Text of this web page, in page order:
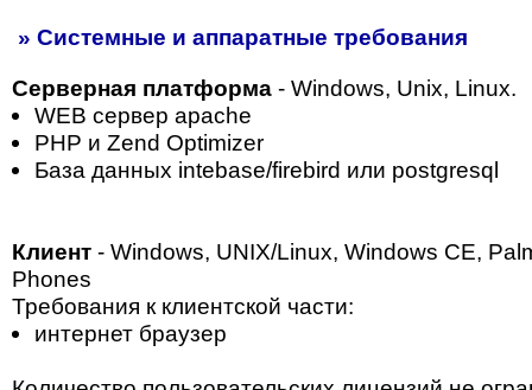
» Системные и аппаратные требования
Серверная платформа - Windows, Unix, Linux.
WEB сервер apaсhe
PHP и Zend Optimizer
База данных intebase/firebird или postgresql
Клиент - Windows, UNIX/Linux, Windows CE,
Phones
Требования к клиентской части:
интернет браузер